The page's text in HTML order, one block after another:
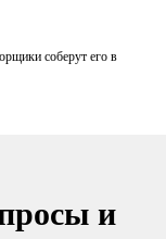
соберут его в
и